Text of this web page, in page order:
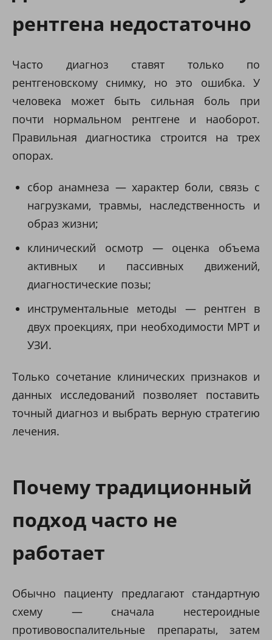
рентгена недостаточно
Часто диагноз ставят только по
рентгеновскому снимку, но это ошибка. У
человека может быть сильная боль при
почти нормальном рентгене и наоборот.
Правильная диагностика строится на трех
опорах.
сбор анамнеза — характер боли, связь с
нагрузками, травмы, наследственность и
образ жизни;
клинический осмотр — оценка объема
активных и пассивных движений,
диагностические позы;
инструментальные методы — рентген в
двух проекциях, при необходимости МРТ и
УЗИ.
Только сочетание клинических признаков и
данных исследований позволяет поставить
точный диагноз и выбрать верную стратегию
лечения.
Почему традиционный
подход часто не
работает
Обычно пациенту предлагают стандартную
схему — сначала нестероидные
противовоспалительные препараты, затем